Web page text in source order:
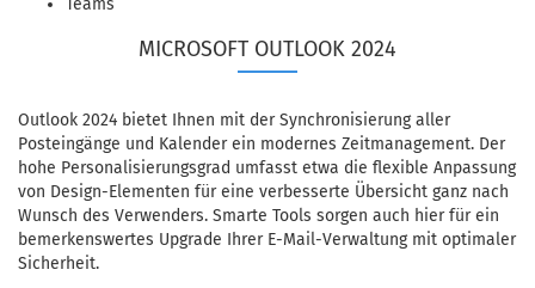
Teams
MICROSOFT OUTLOOK 2024
Outlook 2024 bietet Ihnen mit der Synchronisierung aller
Posteingänge und Kalender ein modernes Zeitmanagement. Der
hohe Personalisierungsgrad umfasst etwa die flexible Anpassung
von Design-Elementen für eine verbesserte Übersicht ganz nach
Wunsch des Verwenders. Smarte Tools sorgen auch hier für ein
bemerkenswertes Upgrade Ihrer E-Mail-Verwaltung mit optimaler
Sicherheit.